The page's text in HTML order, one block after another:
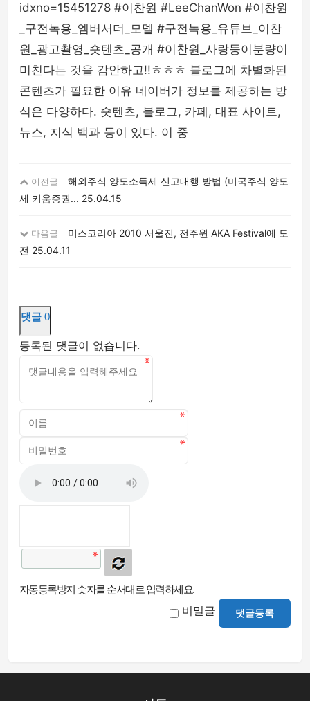
idxno=15451278 #이찬원 #LeeChanWon #이찬원
_구전녹용_엠버서더_모델 #구전녹용_유튜브_이찬
원_광고촬영_숏텐츠_공개 #이찬원_사랑둥이분량이
미친다는 것을 감안하고!!ㅎㅎㅎ 블로그에 차별화된
콘텐츠가 필요한 이유 네이버가 정보를 제공하는 방
식은 다양하다. 숏텐츠, 블로그, 카페, 대표 사이트,
뉴스, 지식 백과 등이 있다. 이 중
이전글
해외주식 양도소득세 신고대행 방법 (미국주식 양도
세 키움증권... 25.04.15
다음글
미스코리아 2010 서울진, 전주원 AKA Festival에 도
전 25.04.11
댓글 0
등록된 댓글이 없습니다.
자동등록방지 숫자를 순서대로 입력하세요.
비밀글 댓글등록